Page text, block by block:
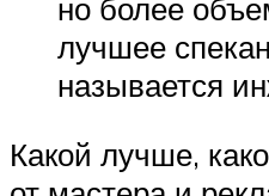
но более
лучшее
называется
Какой лучше,